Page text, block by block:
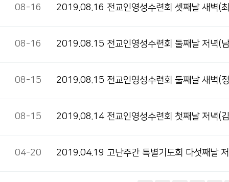
08-16 2019.08.16 전교인영성수련회 셋째날 새벽(
08-16 2019.08.15 전교인영성수련회 둘째날 저녁(
08-15 2019.08.15 전교인영성수련회 둘째날 새벽(
08-15 2019.08.14 전교인영성수련회 첫째날 저녁(
04-20 2019.04.19 고난주간 특별기도회 다섯째날